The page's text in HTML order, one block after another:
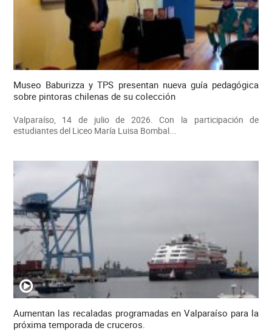
Museo Baburizza y TPS presentan nueva guía pedagógica
sobre pintoras chilenas de su colección
Valparaíso, 14 de julio de 2026. Con la participación de
estudiantes del Liceo María Luisa Bombal...
Aumentan las recaladas programadas en Valparaíso para la
próxima temporada de cruceros.